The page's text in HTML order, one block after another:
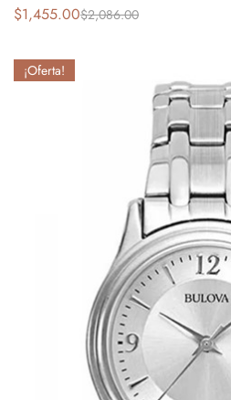
$2,086.00
$1,455.00
¡Oferta!